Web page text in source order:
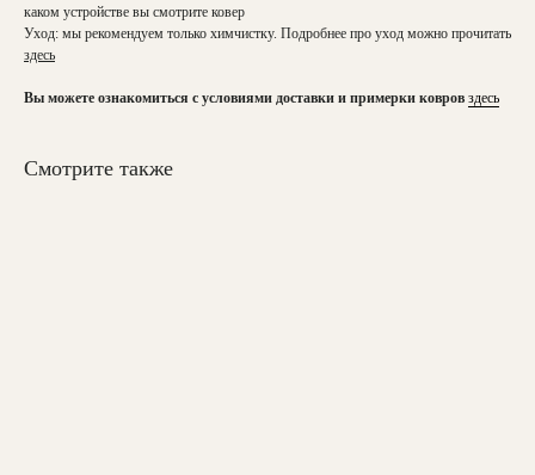
каком устройстве вы смотрите ковер
Уход: мы рекомендуем только химчистку. Подробнее про уход можно прочитать
здесь
Вы можете ознакомиться с условиями доставки и примерки ковров здесь
Смотрите также